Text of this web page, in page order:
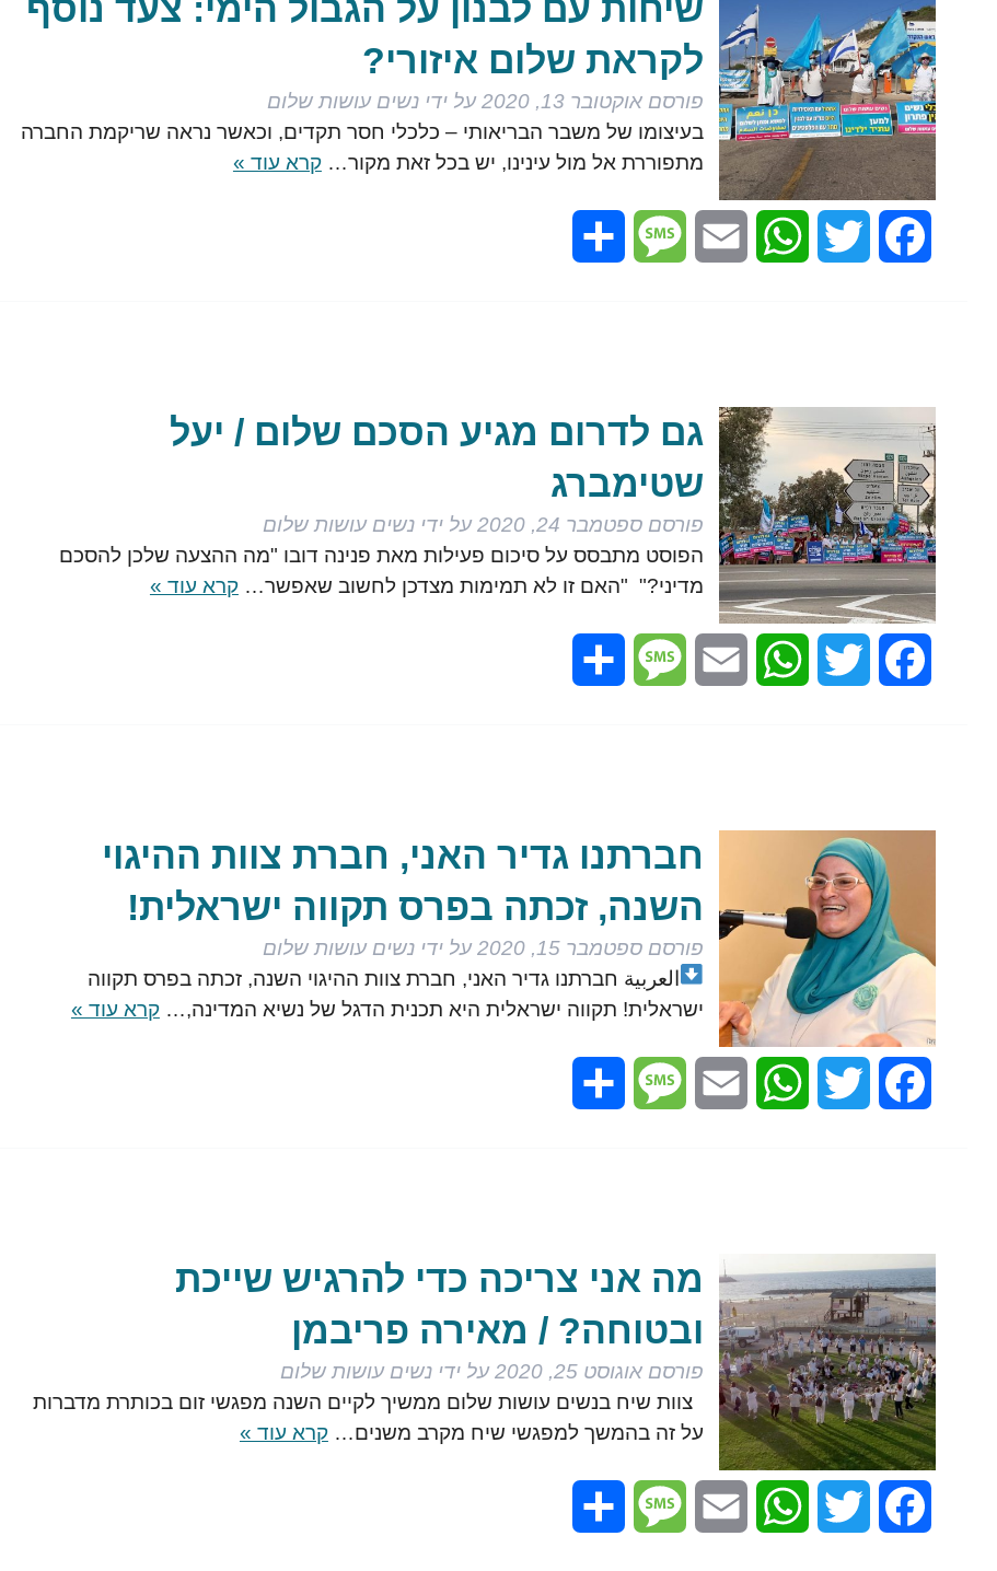
שיחות עם לבנון על הגבול הימי: צעד נוסף
לקראת שלום איזורי?
פורסםאוקטובר 13, 2020 על ידי נשים עושות שלום
בעיצומו של משבר הבריאותי – כלכלי חסר תקדים, וכאשר נראה שריקמת החברה
מתפוררת אל מול עינינו, יש בכל זאת מקור…קרא עוד »
Facebook
Twitter
WhatsApp
Email
Message
גם לדרום מגיע הסכם שלום / יעל
שטימברג
פורסםספטמבר 24, 2020 על ידי נשים עושות שלום
הפוסט מתבסס על סיכום פעילות מאת פנינה דובו "מה ההצעה שלכן להסכם
מדיני?" "האם זו לא תמימות מצדכן לחשוב שאפשר…קרא עוד »
Facebook
Twitter
WhatsApp
Email
Message
חברתנו גדיר האני, חברת צוות ההיגוי
השנה, זכתה בפרס תקווה ישראלית!
פורסםספטמבר 15, 2020 על ידי נשים עושות שלום
العربية חברתנו גדיר האני, חברת צוות ההיגוי השנה, זכתה בפרס תקווה
ישראלית! תקווה ישראלית היא תכנית הדגל של נשיא המדינה,…קרא עוד »
Facebook
Twitter
WhatsApp
Email
Message
מה אני צריכה כדי להרגיש שייכת
ובטוחה? / מאירה פריבמן
פורסםאוגוסט 25, 2020 על ידי נשים עושות שלום
צוות שיח בנשים עושות שלום ממשיך לקיים השנה מפגשי זום בכותרת מדברות
על זה בהמשך למפגשי שיח מקרב משנים…קרא עוד »
Facebook
Twitter
WhatsApp
Email
Message